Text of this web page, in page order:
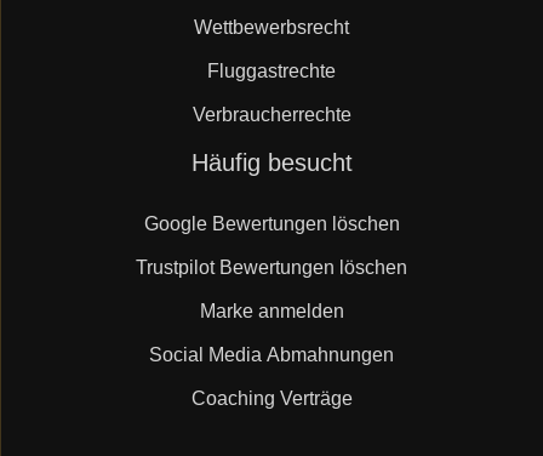
Wettbewerbsrecht
Fluggastrechte
Verbraucherrechte
Häufig besucht
Google Bewertungen löschen
Trustpilot Bewertungen löschen
Marke anmelden
Social Media Abmahnungen
Coaching Verträge